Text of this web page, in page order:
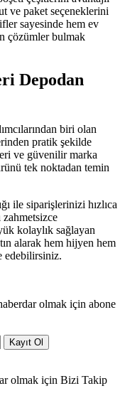
ve paket seçeneklerini
sayesinde hem ev
çözümler bulmak
Depodan
biri olan
pratik şekilde
ve güvenilir marka
tek noktadan temin
ile siparişlerinizi hızlıca
kolaylık sağlayan
alarak hem hijyen hem
edebilirsiniz.
olmak için abone
Kayıt Ol
olmak için Bizi Takip